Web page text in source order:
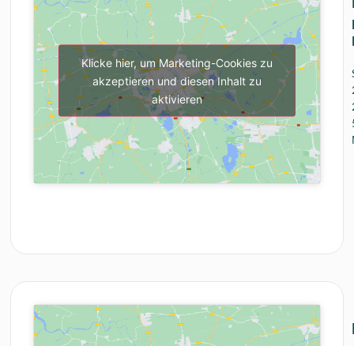
Klicke hier, um Marketing-Cookies zu
akzeptieren und diesen Inhalt zu
aktivieren